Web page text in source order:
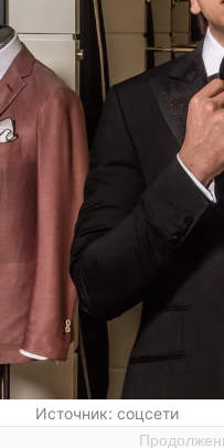
Источник: соцсети